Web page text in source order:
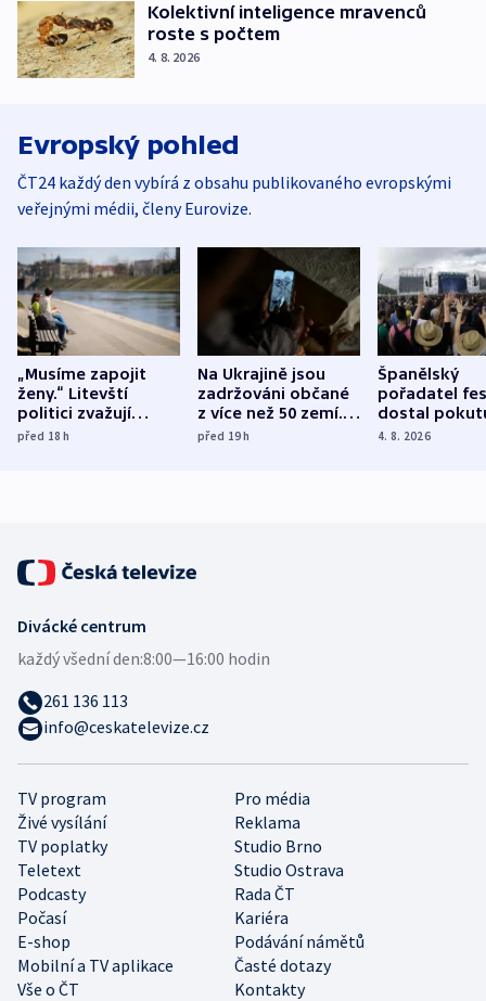
Kolektivní inteligence mravenců
roste s počtem
4. 8. 2026
Evropský pohled
ČT24 každý den vybírá z obsahu publikovaného evropskými
veřejnými médii, členy Eurovize.
„Musíme zapojit
ženy.“ Litevští
politici zvažují
dohodu o
před 18h
Na Ukrajině jsou
zadržováni občané
z více než 50 zemí.
Bojovali na straně
před 19h
Španělský
pořadatel
dostal
nekalé
4. 8. 2026
TV program
Pro média
Živé vysílání
Reklama
TV poplatky
Studio Brno
Teletext
Studio Ostrava
Podcasty
Rada ČT
Počasí
Kariéra
E-shop
Podávání námětů
Mobilní a TV aplikace
Časté dotazy
Vše o ČT
Kontakty
Divácké centrum
každý všední den:8:00—16:00 hodin
261 136 113
info@ceskatelevize.cz